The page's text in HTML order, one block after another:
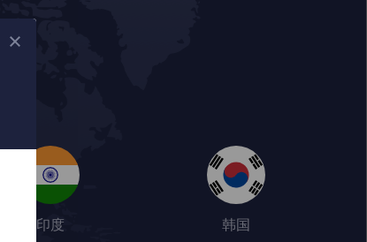
印度 韩国